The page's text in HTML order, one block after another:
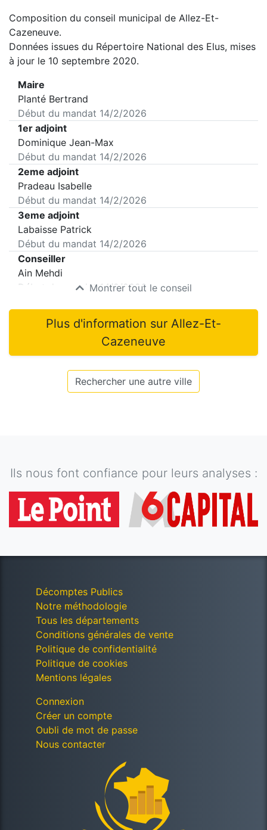
Composition du conseil municipal de Allez-Et-
Cazeneuve.
Données issues du Répertoire National des Elus, mises
à jour le 10 septembre 2020.
Maire
Planté Bertrand
Début du mandat 14/2/2026
1er adjoint
Dominique Jean-Max
Début du mandat 14/2/2026
2eme adjoint
Pradeau Isabelle
Début du mandat 14/2/2026
3eme adjoint
Labaisse Patrick
Début du mandat 14/2/2026
Conseiller
Ain Mehdi
Début du mandat14/2/2026
Montrer tout le conseil
Plus d'information sur Allez-Et-
Cazeneuve
Rechercher une autre ville
Ils nous font confiance pour leurs analyses :
Décomptes Publics
Notre méthodologie
Tous les départements
Conditions générales de vente
Politique de confidentialité
Politique de cookies
Mentions légales
Connexion
Créer un compte
Oubli de mot de passe
Nous contacter